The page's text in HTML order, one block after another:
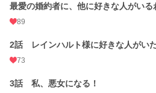
だが、悪女になって様々な作戦でレインハ
が、なぜか全て感謝されてしまう。
や展開は未定です。今作も、完結までは書く
※第一話のキャラがざまぁされそうな感じは
最愛の婚約者に、他に好きな人がいる
89
2話 レインハルト様に好きな人がい
73
3話 私、悪女になる！